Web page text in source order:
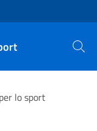
Cerca
lo sport